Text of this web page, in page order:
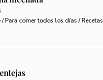
/ Para comer todos los días / Recetas